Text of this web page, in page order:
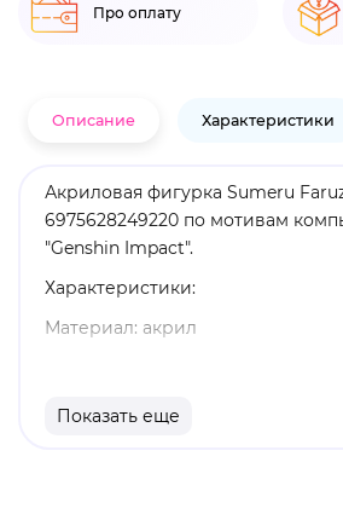
Про оплату
Описание Характеристики
Акриловая фигурка Sumeru
6975628249220 по мотивам
"Genshin Impact".
Характеристики:
Материал: акрил
Показать еще